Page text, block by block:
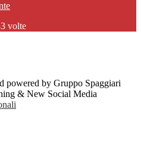
volte
powered by Gruppo Spaggiari
& New Social Media